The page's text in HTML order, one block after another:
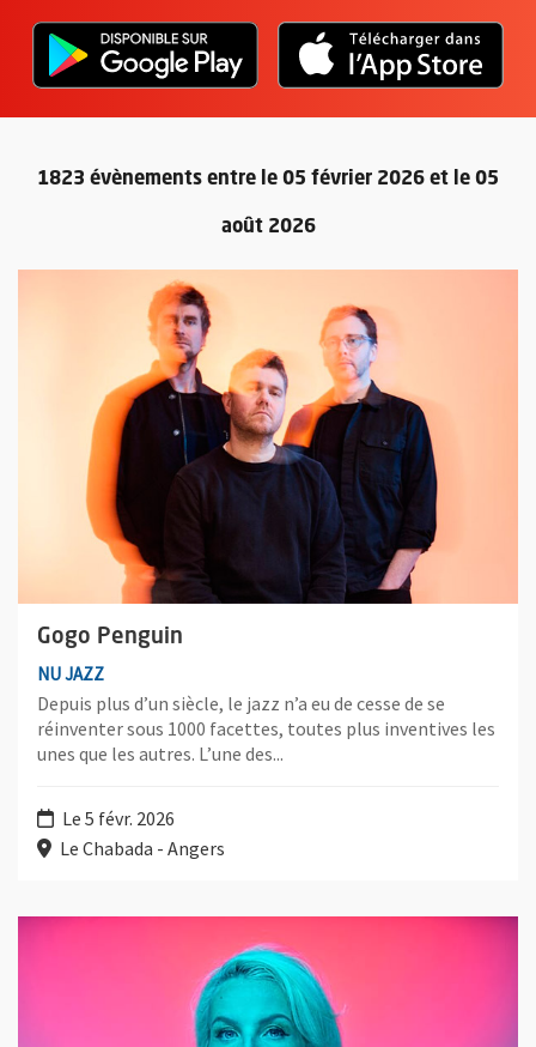
L'application "Vivre à Angers" -
, Ouvre une nouvelle fenêtre ,
1823 évènements entre le 05 février 2026 et le 05
août 2026
Retour au formulaire de
Gogo Penguin
NU JAZZ
Depuis plus d’un siècle, le jazz n’a eu de cesse de se
réinventer sous 1000 facettes, toutes plus inventives les
unes que les autres. L’une des...
Le 5 févr. 2026
Le Chabada - Angers
Plus d'information sur l'évènement : Gogo Penguin